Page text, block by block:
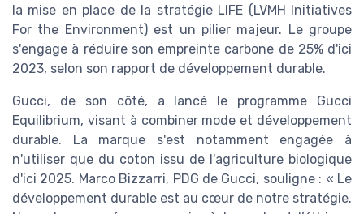
la mise en place de la stratégie LIFE (LVMH Initiatives
For the Environment) est un pilier majeur. Le groupe
s'engage à réduire son empreinte carbone de 25% d'ici
2023, selon son rapport de développement durable.
Gucci, de son côté, a lancé le programme Gucci
Equilibrium, visant à combiner mode et développement
durable. La marque s'est notamment engagée à
n'utiliser que du coton issu de l'agriculture biologique
d'ici 2025. Marco Bizzarri, PDG de Gucci, souligne : « Le
développement durable est au cœur de notre stratégie.